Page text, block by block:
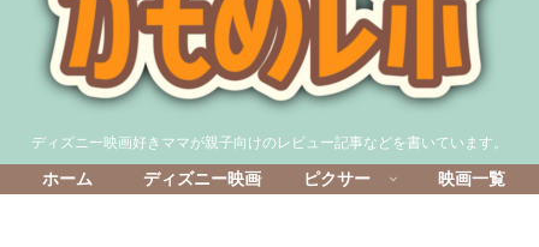
ディズニー映画好きママが親子向けのレビュー記事などを書いています。
ホーム ディズニー映画 ピクサー 映画一覧